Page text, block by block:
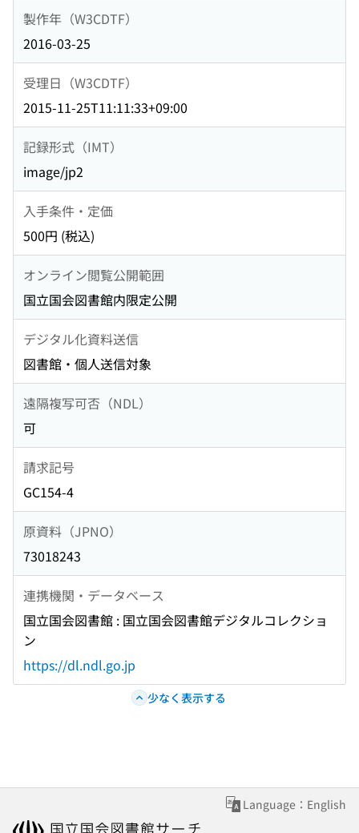
製作年（W3CDTF）
2016-03-25
受理日（W3CDTF）
2015-11-25T11:11:33+09:00
記録形式（IMT）
image/jp2
入手条件・定価
500円 (税込)
オンライン閲覧公開範囲
国立国会図書館内限定公開
デジタル化資料送信
図書館・個人送信対象
遠隔複写可否（NDL）
可
請求記号
GC154-4
原資料（JPNO）
73018243
連携機関・データベース
国立国会図書館 : 国立国会図書館デジタルコレクショ
ン
https://dl.ndl.go.jp
少なく表示する
Language：English